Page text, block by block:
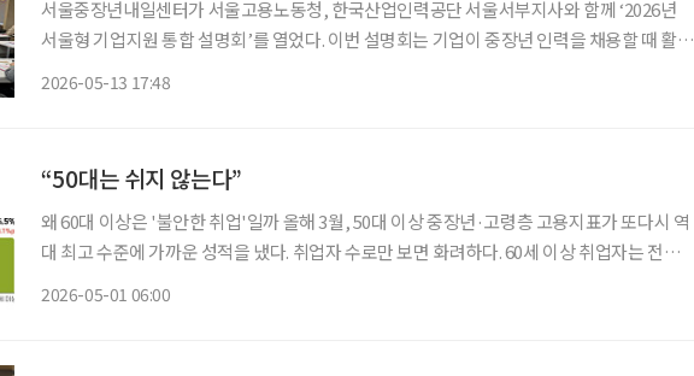
서울중장년내일센터가 서울고용노동청, 한국산업인력공단 서울서부지사와 함께 ‘2026년
서울형 기업지원 통합 설명회’를 열었다. 이번 설명회는 기업이 중장년 인력을 채용할 때 활용
2026-05-13 17:48
“50대는 쉬지 않는다”
왜 60대 이상은 '불안한 취업'일까 올해 3월, 50대 이상 중장년·고령층 고용지표가 또다시 역
대 최고 수준에 가까운 성적을 냈다. 취업자 수로만 보면 화려하다. 60세 이상 취업자는 전년
2026-05-01 06:00